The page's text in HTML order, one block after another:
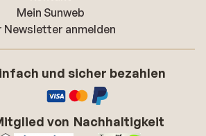
Mein Sunweb
Newsletter anmelden
und sicher bezahlen
von Nachhaltigkeit